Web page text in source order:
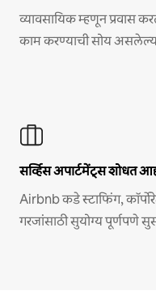
व्यावसायिक म्हणून प्रवास
काम करण्याची सोय असलेल्या
सर्व्हिस अपार्टमेंट्स शोधत
Airbnb कडे स्टाफिंग,
गरजांसाठी सुयोग्य पूर्णपणे